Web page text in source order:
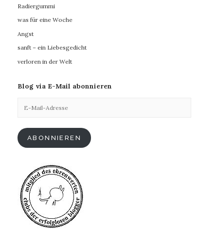
Radiergummi
was für eine Woche
Angst
sanft – ein Liebesgedicht
verloren in der Welt
Blog via E-Mail abonnieren
Mail-
ABONNIEREN